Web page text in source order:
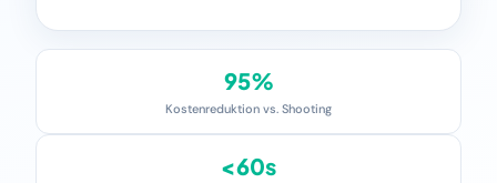
95%
Kostenreduktion vs. Shooting
<60s